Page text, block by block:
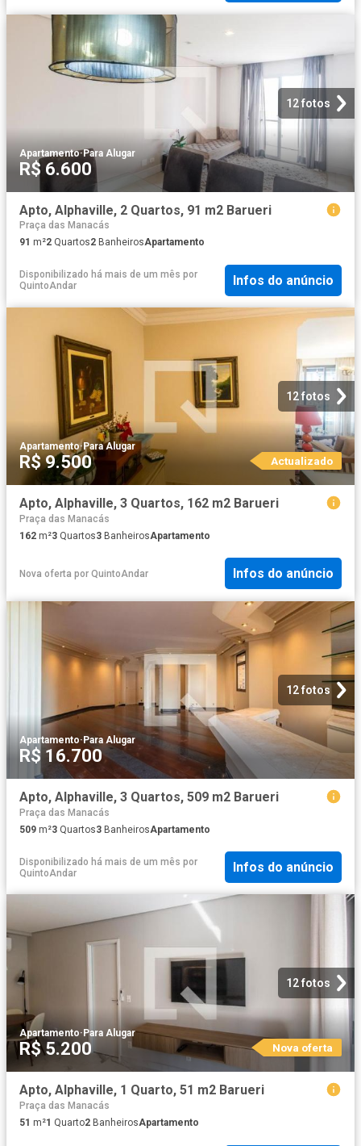
12 fotos
Apartamento·Para Alugar
R$ 6.600
Apto, Alphaville, 2 Quartos, 91 m2 Barueri
Praça das Manacás
91 m²2 Quartos2 BanheirosApartamento
Disponibilizado há mais de um mês por
QuintoAndar
Infos do anúncio
12 fotos
Apartamento·Para Alugar
R$ 9.500 Actualizado
Apto, Alphaville, 3 Quartos, 162 m2 Barueri
Praça das Manacás
162 m²3 Quartos3 BanheirosApartamento
Nova oferta por QuintoAndar Infos do anúncio
12 fotos
Apartamento·Para Alugar
R$ 16.700
Apto, Alphaville, 3 Quartos, 509 m2 Barueri
Praça das Manacás
509 m²3 Quartos3 BanheirosApartamento
Disponibilizado há mais de um mês por
QuintoAndar
Infos do anúncio
12 fotos
Apartamento· Para Alugar
R$ 5.200 Nova oferta
Apto, Alphaville, 1 Quarto, 51 m2 Barueri
Praça das Manacás
51 m²1 Quarto2 BanheirosApartamento